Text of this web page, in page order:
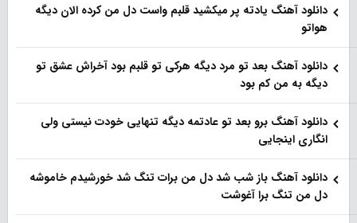
دانلود آهنگ یادته پر میکشید قلبم واست دل من کرده الان دیگه
هواتو
دانلود آهنگ بعد تو مرد دیگه هرکی تو قلبم بود آخراش عشق تو
دیگه به من کم بود
دانلود آهنگ برو بعد تو عادتمه دیگه تنهایی خودت نیستی ولی
انگاری اینجایی
دانلود آهنگ باز شب شد دل من برات تنگ شد خورشیدم خاموشه
دل من تنگ برا آغوشت